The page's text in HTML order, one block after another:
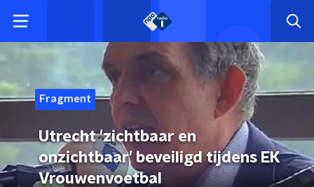
Fragment
Utrecht 'zichtbaar en
onzichtbaar' beveiligd tijdens EK
Vrouwenvoetbal